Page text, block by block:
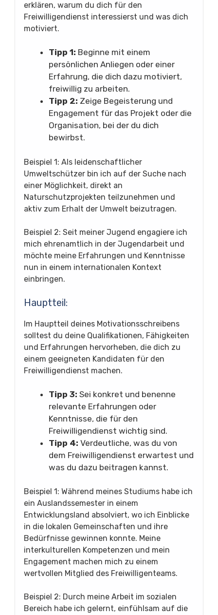
erklären, warum du dich für den
Freiwilligendienst interessierst und was dich
motiviert.
Tipp 1: Beginne mit einem
persönlichen Anliegen oder einer
Erfahrung, die dich dazu motiviert,
freiwillig zu arbeiten.
Tipp 2: Zeige Begeisterung und
Engagement für das Projekt oder die
Organisation, bei der du dich
bewirbst.
Beispiel 1: Als leidenschaftlicher
Umweltschützer bin ich auf der Suche nach
einer Möglichkeit, direkt an
Naturschutzprojekten teilzunehmen und
aktiv zum Erhalt der Umwelt beizutragen.
Beispiel 2: Seit meiner Jugend engagiere ich
mich ehrenamtlich in der Jugendarbeit und
möchte meine Erfahrungen und Kenntnisse
nun in einem internationalen Kontext
einbringen.
Hauptteil:
Im Hauptteil deines Motivationsschreibens
solltest du deine Qualifikationen, Fähigkeiten
und Erfahrungen hervorheben, die dich zu
einem geeigneten Kandidaten für den
Freiwilligendienst machen.
Tipp 3: Sei konkret und benenne
relevante Erfahrungen oder
Kenntnisse, die für den
Freiwilligendienst wichtig sind.
Tipp 4: Verdeutliche, was du von
dem Freiwilligendienst erwartest und
was du dazu beitragen kannst.
Beispiel 1: Während meines Studiums habe ich
ein Auslandssemester in einem
Entwicklungsland absolviert, wo ich Einblicke
in die lokalen Gemeinschaften und ihre
Bedürfnisse gewinnen konnte. Meine
interkulturellen Kompetenzen und mein
Engagement machen mich zu einem
wertvollen Mitglied des Freiwilligenteams.
Beispiel 2: Durch meine Arbeit im sozialen
Bereich habe ich gelernt, einfühlsam auf die